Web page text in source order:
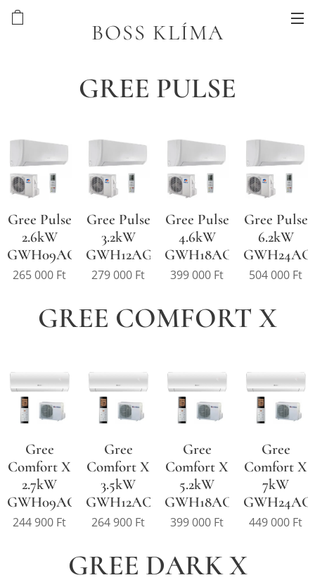
BOSS KLÍMA
GREE PULSE
Gree Pulse
2.6kW
GWH09AGA
265 000 Ft
Gree Pulse
3.2kW
GWH12AGB
279 000 Ft
Gree Pulse
4.6kW
GWH18AGD
399 000 Ft
Gree Pulse
6.2kW
504 000 Ft
GREE COMFORT X
Gree
Comfort X
2.7kW
GWH09ACC
244 900 Ft
Gree
Comfort X
3.5kW
GWH12ACC
264 900 Ft
Gree
Comfort X
5.2kW
GWH18ACD
399 000 Ft
Gree
Comfort X
7kW
449 000 Ft
GREE DARK X